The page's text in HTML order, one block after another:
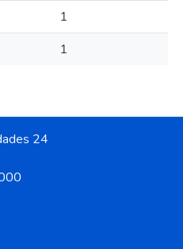
1
1
24